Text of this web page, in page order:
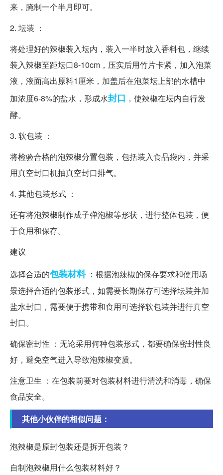
来，腌制一个半月即可。
2. 坛装 ：
将处理好的辣椒装入坛内，装入一半时放入香料包，继续
装入辣椒至距坛口8-10cm，压实后用竹片卡紧，加入泡菜
液，液面高出原料1厘米，加盖后在泡菜坛上部的水槽中
加浓度6-8%的盐水，形成水封口 ，使辣椒在坛内自行发
酵。
3. 软包装 ：
将检验合格的泡辣椒分置包装，包括装入食品袋内，并采
用真空封口机抽真空封口排气。
4. 其他包装形式 ：
还有将泡辣椒制作成子弹泡椒等形状，进行整体包装，便
于食用和保存。
建议
选择合适的包装材料：根据泡辣椒的保存要求和使用场
景选择合适的包装形式，如需要长期保存可选择坛装并加
盐水封口，需要便于携带和食用可选择软包装并进行真空
封口。
确保密封性 ：无论采用何种包装形式，都要确保密封性良
好，避免空气进入导致泡辣椒变质。
注意卫生 ：在包装前要对包装材料进行清洗和消毒，确保
食品安全。
其他小伙伴的相似问题：
泡辣椒是原封包装还是拆开包装？
自制泡辣椒用什么包装材料好？